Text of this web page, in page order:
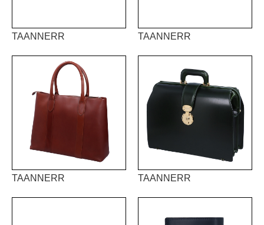
TAANNERR TAANNERR
TAANNERR TAANNERR